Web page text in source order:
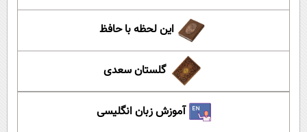
این لحظه با حافظ
گلستان سعدی
آموزش زبان انگلیسی